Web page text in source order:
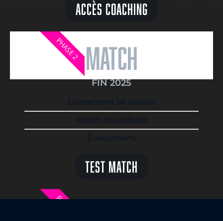
Accès Coaching
PHASE 2 match
FIN 2025
Test Match
PHASE 3